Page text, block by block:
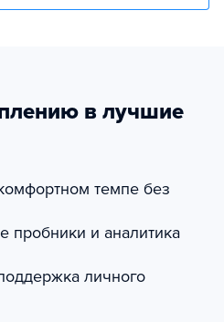
в лучшие
темпе без
пробники и аналитика
личного